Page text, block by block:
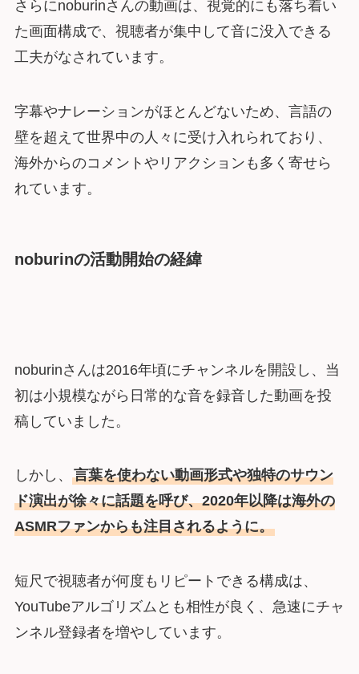
さらにnoburinさんの動画は、視覚的にも落ち着い
た画面構成で、視聴者が集中して音に没入できる
工夫がなされています。
字幕やナレーションがほとんどないため、言語の
壁を超えて世界中の人々に受け入れられており、
海外からのコメントやリアクションも多く寄せら
れています。
noburinの活動開始の経緯
noburinさんは2016年頃にチャンネルを開設し、当
初は小規模ながら日常的な音を録音した動画を投
稿していました。
しかし、 言葉を使わない動画形式や独特のサウン
ド演出が徐々に話題を呼び、2020年以降は海外の
ASMRファンからも注目されるように。
短尺で視聴者が何度もリピートできる構成は、
YouTubeアルゴリズムとも相性が良く、急速にチャ
ンネル登録者を増やしています。